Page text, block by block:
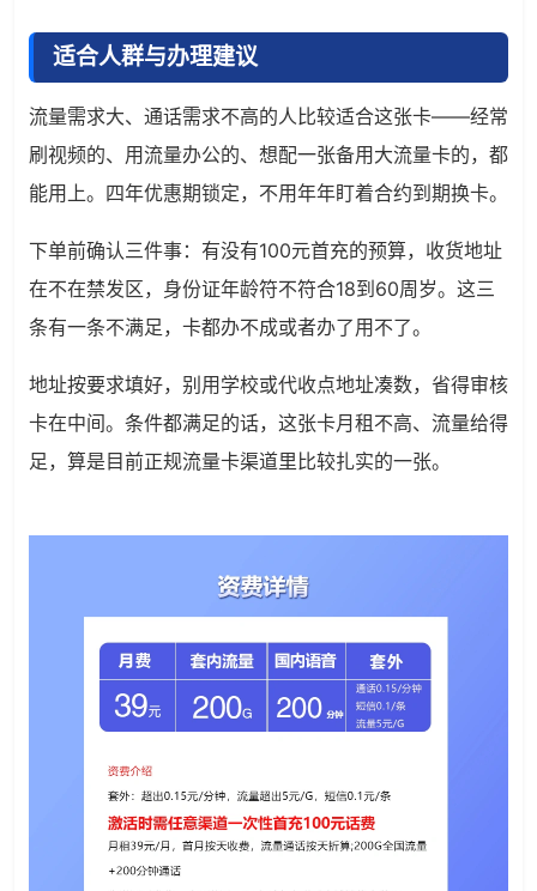
适合人群与办理建议
流量需求大、通话需求不高的人比较适合这张卡——经常
刷视频的、用流量办公的、想配一张备用大流量卡的，都
能用上。四年优惠期锁定，不用年年盯着合约到期换卡。
下单前确认三件事：有没有100元首充的预算，收货地址
在不在禁发区，身份证年龄符不符合18到60周岁。这三
条有一条不满足，卡都办不成或者办了用不了。
地址按要求填好，别用学校或代收点地址凑数，省得审核
卡在中间。条件都满足的话，这张卡月租不高、流量给得
足，算是目前正规流量卡渠道里比较扎实的一张。